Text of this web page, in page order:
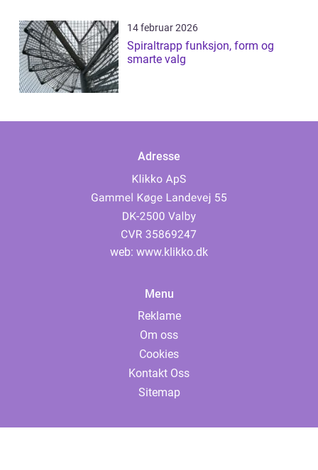
14 februar 2026
Spiraltrapp funksjon, form og
smarte valg
Adresse
web: www.klikko.dk
Menu
Reklame
Om oss
Cookies
Kontakt Oss
Sitemap